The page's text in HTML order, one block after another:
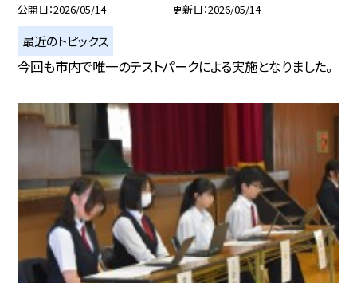
公開日 2026/05/14 更新日 2026/05/14
最近のトピックス
今回も市内で唯一のテストパークによる実施となりました。